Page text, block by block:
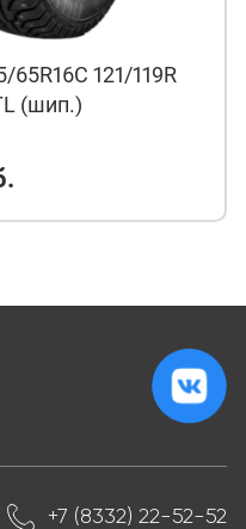
65R16C 121/119R
(шип.)
+7 (8332) 22-52-52